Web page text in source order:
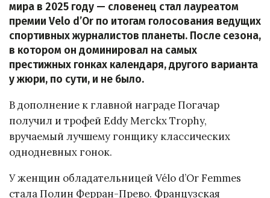
мира в 2025 году — словенец стал лауреатом
премии Velo d’Or по итогам голосования ведущих
спортивных журналистов планеты. После сезона,
в котором он доминировал на самых
престижных гонках календаря, другого варианта
у жюри, по сути, и не было.
В дополнение к главной награде Погачар
получил и трофей Eddy Merckx Trophy,
вручаемый лучшему гонщику классических
однодневных гонок.
У женщин обладательницей Vélo d’Or Femmes
стала Полин Ферран-Прево. Французская